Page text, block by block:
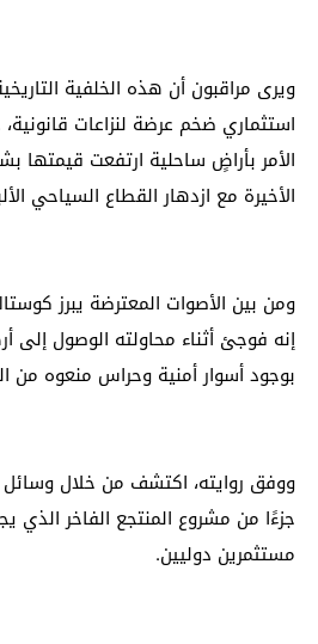
ويرى مراقبون أن هذه الخلفية
استثماري ضخم عرضة لنزاعات
الأمر بأراضٍ ساحلية ارتفعت قيمتها
الأخيرة مع ازدهار القطاع السياحي
ومن بين الأصوات المعترضة يبرز
إنه فوجئ أثناء محاولته الوصول إلى
بوجود أسوار أمنية وحراس منعوه من
ووفق روايته، اكتشف من خلال وسائل
جزءًا من مشروع المنتجع الفاخر
مستثمرين دوليين.